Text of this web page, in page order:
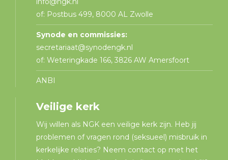
of: Postbus 499, 8000 AL Zwolle
Synode en commissies:
secretariaat@synodengk.nl
of: Weteringkade 166, 3826 AW Amersfoort
ANBI
Veilige kerk
Wij willen als NGK een veilige kerk zijn. Heb jij
problemen of vragen rond (seksueel) misbruik in
kerkelijke relaties? Neem contact op met het